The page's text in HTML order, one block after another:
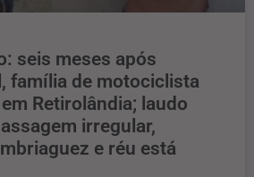
seis meses após
família de motociclista
Retirolândia; laudo
irregular,
e réu está